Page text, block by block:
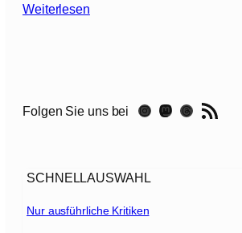
Weiterlesen:
e
0
9
Folgen Sie uns bei Instagram Mastodon Threads RSS-Feed
SCHNELLAUSWAHL
Nur ausführliche Kritiken